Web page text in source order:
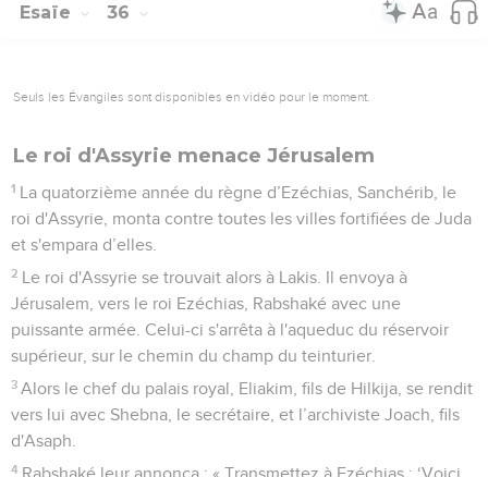
Esaïe 36
Seuls les Évangiles sont disponibles en vidéo pour le moment.
Le roi d'Assyrie menace Jérusalem
1 La quatorzième année du règne d’Ezéchias, Sanchérib, le
roi d'Assyrie, monta contre toutes les villes fortifiées de Juda
et s'empara d’elles.
2 Le roi d'Assyrie se trouvait alors à Lakis. Il envoya à
Jérusalem, vers le roi Ezéchias, Rabshaké avec une
puissante armée. Celui-ci s'arrêta à l'aqueduc du réservoir
supérieur, sur le chemin du champ du teinturier.
3 Alors le chef du palais royal, Eliakim, fils de Hilkija, se rendit
vers lui avec Shebna, le secrétaire, et l’archiviste Joach, fils
d'Asaph.
4 Rabshaké leur annonça : « Transmettez à Ezéchias : ‘Voici